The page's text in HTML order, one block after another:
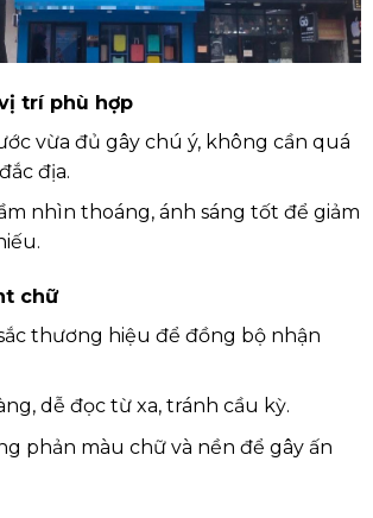
trí phù hợp
vừa đủ gây chú ý, không cần quá
địa.
nhìn thoáng, ánh sáng tốt để giảm
chữ
thương hiệu để đồng bộ nhận
dễ đọc từ xa, tránh cầu kỳ.
phản màu chữ và nền để gây ấn